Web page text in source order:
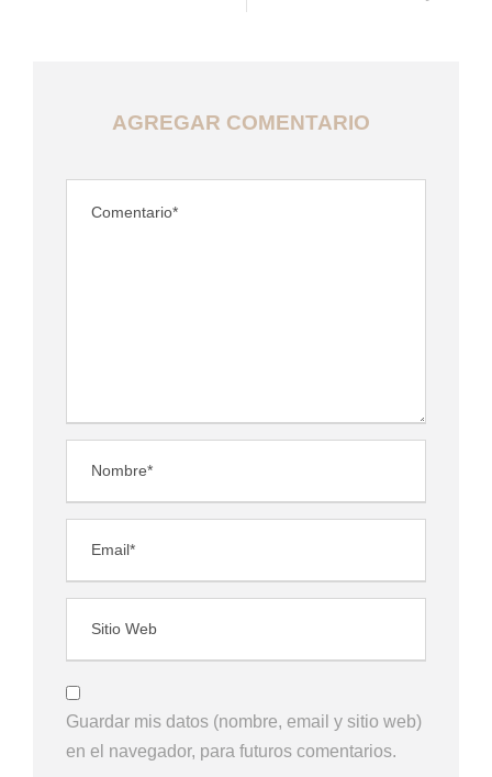
AGREGAR COMENTARIO
Guardar mis datos (nombre, email y sitio web)
en el navegador, para futuros comentarios.